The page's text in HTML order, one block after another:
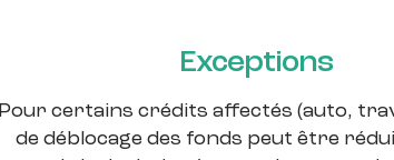
Exceptions
Pour certains crédits affectés (auto,
de déblocage des fonds peut être